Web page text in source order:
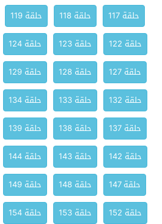
حلقة 117
حلقة 118 حلقة 119
حلقة 122
حلقة 123 حلقة 124
حلقة 127
حلقة 128 حلقة 129
حلقة 132
حلقة 133 حلقة 134
حلقة 137
حلقة 138 حلقة 139
حلقة 142
حلقة 143 حلقة 144
حلقة 147
حلقة 148 حلقة 149
حلقة 152
حلقة 153 حلقة 154